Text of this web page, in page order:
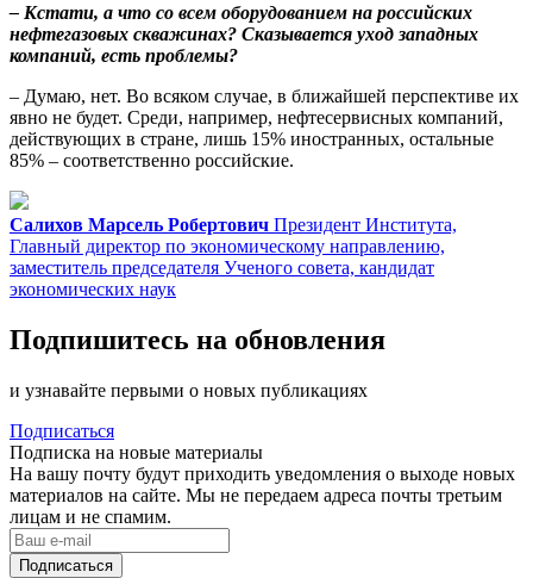
– Кстати, а что со всем оборудованием на российских
нефтегазовых скважинах? Сказывается уход западных
компаний, есть проблемы?
– Думаю, нет. Во всяком случае, в ближайшей перспективе их
явно не будет. Среди, например, нефтесервисных компаний,
действующих в стране, лишь 15% иностранных, остальные
85% – соответственно российские.
Салихов Марсель Робертович Президент Института,
Главный директор по экономическому направлению,
заместитель председателя Ученого совета, кандидат
экономических наук
Подпишитесь на обновления
и узнавайте первыми о новых публикациях
Подписаться
Подписка на новые материалы
На вашу почту будут приходить уведомления о выходе новых
материалов на сайте. Мы не передаем адреса почты третьим
лицам и не спамим.
Подписаться